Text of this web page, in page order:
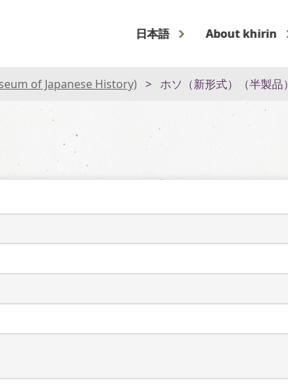
日本語 About khirin
of Japanese History) ホソ（新形式）（半製品）